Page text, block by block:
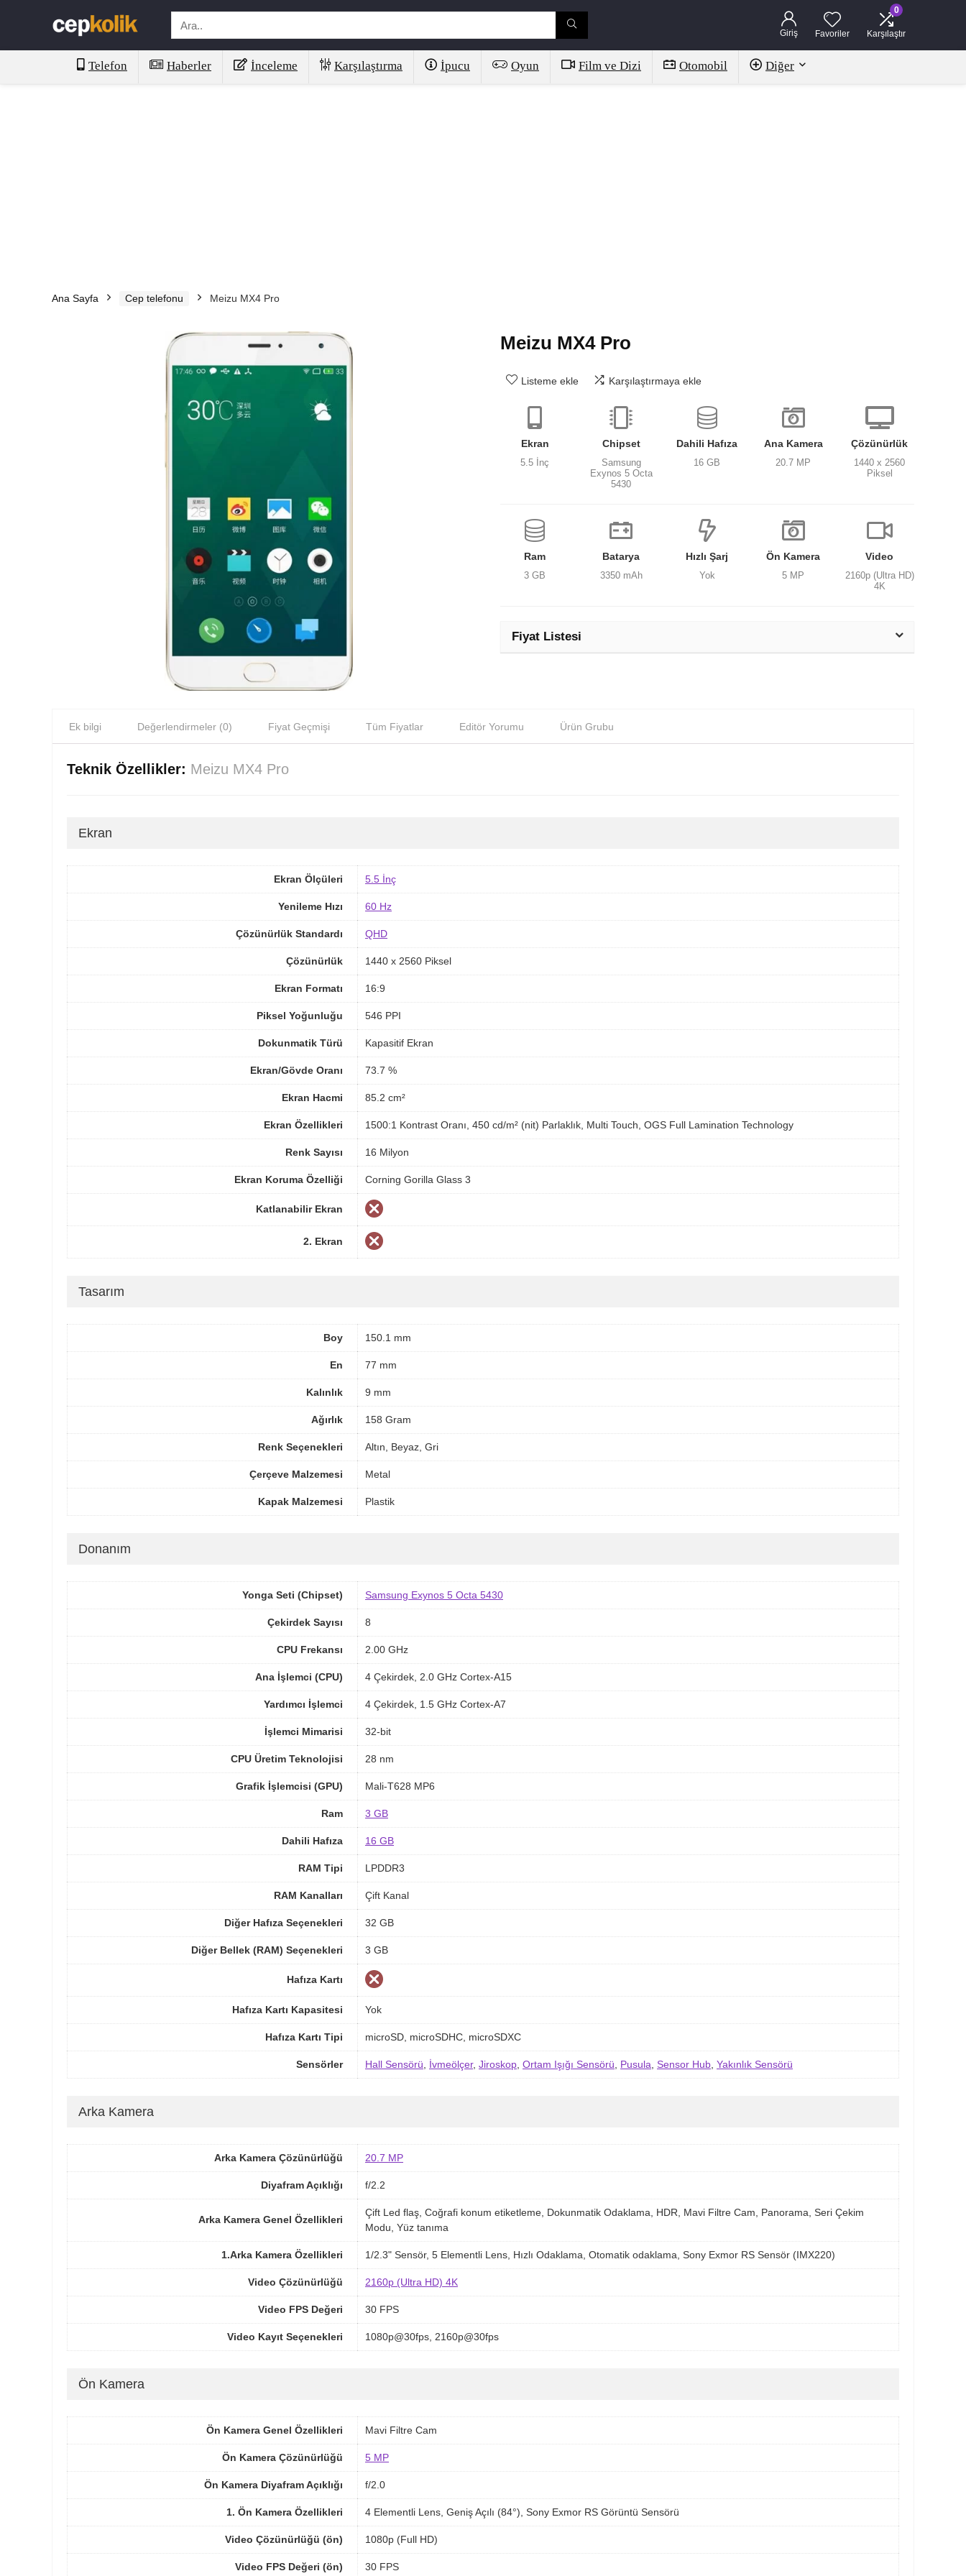
Giriş Favoriler
0
Karşılaştır
Telefon Haberler İnceleme Karşılaştırma İpucu Oyun Film ve Dizi Otomobil Diğer
Ana Sayfa Cep telefonu Meizu MX4 Pro
Meizu MX4 Pro
Listeme ekle Karşılaştırmaya ekle
Ekran
5.5 İnç
Chipset
Samsung
Exynos 5 Octa
5430
Dahili Hafıza
16 GB
Ana Kamera
20.7 MP
Çözünürlük
1440 x 2560
Piksel
Ram
3 GB
Batarya
3350 mAh
Hızlı Şarj
Yok
Ön Kamera
5 MP
Video
2160p (Ultra HD)
4K
Fiyat Listesi
Ek bilgi Değerlendirmeler (0) Fiyat Geçmişi Tüm Fiyatlar Editör Yorumu Ürün Grubu
Teknik Özellikler: Meizu MX4 Pro
Ekran
Ekran Ölçüleri 5.5 İnç
Yenileme Hızı 60 Hz
Çözünürlük Standardı QHD
Çözünürlük 1440 x 2560 Piksel
Ekran Formatı 16:9
Piksel Yoğunluğu 546 PPI
Dokunmatik Türü Kapasitif Ekran
Ekran/Gövde Oranı 73.7 %
Ekran Hacmi 85.2 cm²
Ekran Özellikleri 1500:1 Kontrast Oranı, 450 cd/m² (nit) Parlaklık, Multi Touch, OGS Full Lamination Technology
Renk Sayısı 16 Milyon
Ekran Koruma Özelliği Corning Gorilla Glass 3
Katlanabilir Ekran
2. Ekran
Tasarım
Boy 150.1 mm
En 77 mm
Kalınlık 9 mm
Ağırlık 158 Gram
Renk Seçenekleri Altın, Beyaz, Gri
Çerçeve Malzemesi Metal
Kapak Malzemesi Plastik
Donanım
Yonga Seti (Chipset) Samsung Exynos 5 Octa 5430
Çekirdek Sayısı 8
CPU Frekansı 2.00 GHz
Ana İşlemci (CPU) 4 Çekirdek, 2.0 GHz Cortex-A15
Yardımcı İşlemci 4 Çekirdek, 1.5 GHz Cortex-A7
İşlemci Mimarisi 32-bit
CPU Üretim Teknolojisi 28 nm
Grafik İşlemcisi (GPU) Mali-T628 MP6
Ram 3 GB
Dahili Hafıza 16 GB
RAM Tipi LPDDR3
RAM Kanalları Çift Kanal
Diğer Hafıza Seçenekleri 32 GB
Diğer Bellek (RAM) Seçenekleri 3 GB
Hafıza Kartı
Hafıza Kartı Kapasitesi Yok
Hafıza Kartı Tipi microSD, microSDHC, microSDXC
Sensörler Hall Sensörü, İvmeölçer, Jiroskop, Ortam Işığı Sensörü, Pusula, Sensor Hub, Yakınlık Sensörü
Arka Kamera
Arka Kamera Çözünürlüğü 20.7 MP
Diyafram Açıklığı f/2.2
Arka Kamera Genel Özellikleri
Çift Led flaş, Coğrafi konum etiketleme, Dokunmatik Odaklama, HDR, Mavi Filtre Cam, Panorama, Seri Çekim
Modu, Yüz tanıma
1.Arka Kamera Özellikleri 1/2.3" Sensör, 5 Elementli Lens, Hızlı Odaklama, Otomatik odaklama, Sony Exmor RS Sensör (IMX220)
Video Çözünürlüğü 2160p (Ultra HD) 4K
Video FPS Değeri 30 FPS
Video Kayıt Seçenekleri 1080p@30fps, 2160p@30fps
Ön Kamera
Ön Kamera Genel Özellikleri Mavi Filtre Cam
Ön Kamera Çözünürlüğü 5 MP
Ön Kamera Diyafram Açıklığı f/2.0
1. Ön Kamera Özellikleri 4 Elementli Lens, Geniş Açılı (84°), Sony Exmor RS Görüntü Sensörü
Video Çözünürlüğü (ön) 1080p (Full HD)
Video FPS Değeri (ön) 30 FPS